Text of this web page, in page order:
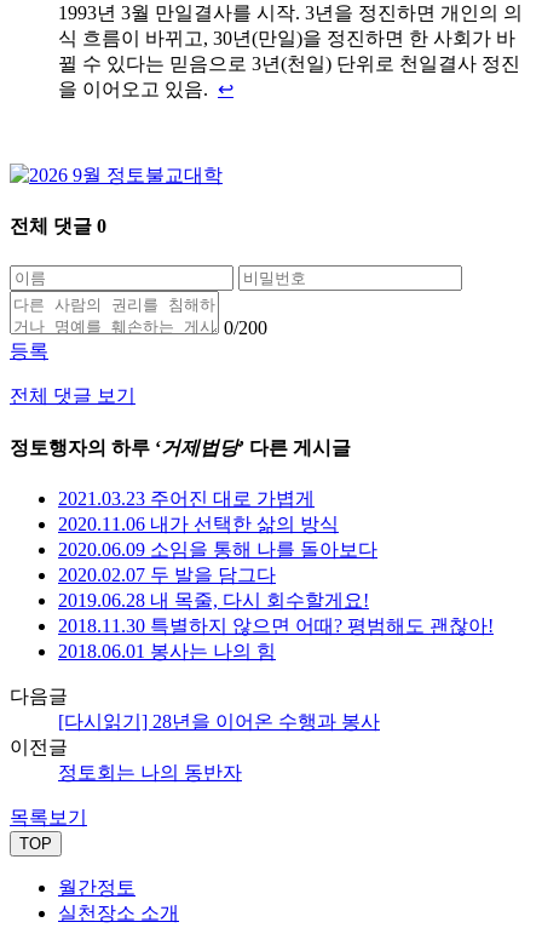
1993년 3월 만일결사를 시작. 3년을 정진하면 개인의 의
식 흐름이 바뀌고, 30년(만일)을 정진하면 한 사회가 바
뀔 수 있다는 믿음으로 3년(천일) 단위로 천일결사 정진
을 이어오고 있음. ↩
전체 댓글 0
0/200
등록
전체 댓글 보기
정토행자의 하루 ‘거제법당’ 다른 게시글
2021.03.23 주어진 대로 가볍게
2020.11.06 내가 선택한 삶의 방식
2020.06.09 소임을 통해 나를 돌아보다
2020.02.07 두 발을 담그다
2019.06.28 내 목줄, 다시 회수할게요!
2018.11.30 특별하지 않으면 어때? 평범해도 괜찮아!
2018.06.01 봉사는 나의 힘
다음글
[다시읽기] 28년을 이어온 수행과 봉사
이전글
정토회는 나의 동반자
목록보기
TOP
월간정토
실천장소 소개